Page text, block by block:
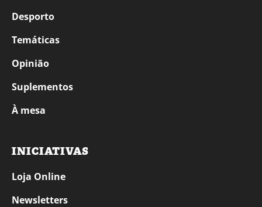
Desporto
Temáticas
Opinião
Suplementos
À mesa
INICIATIVAS
Loja Online
Newsletters